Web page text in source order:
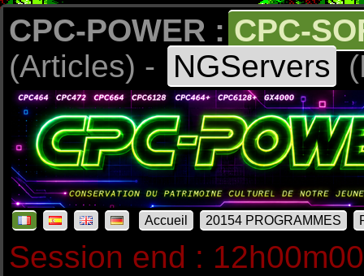
CPC-POWER : CPC-
(Articles) -
NGServers
Accueil 20154 PROGRAMMES
Session end :